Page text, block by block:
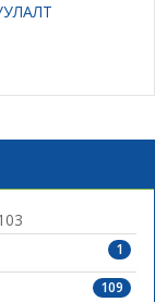
1
109